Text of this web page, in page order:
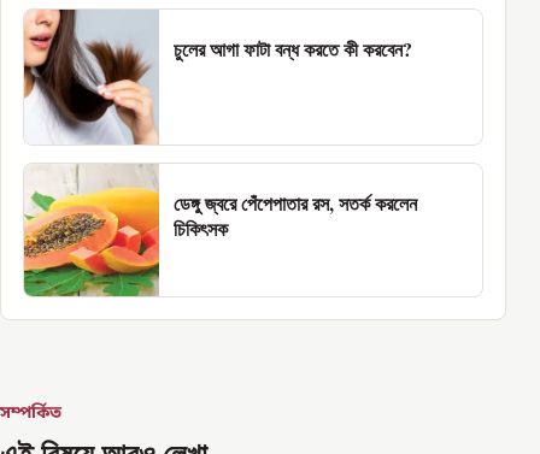
চুলের আগা ফাটা বন্ধ করতে কী করবেন?
ডেঙ্গু জ্বরে পেঁপেপাতার রস, সতর্ক করলেন
চিকিৎসক
সম্পর্কিত